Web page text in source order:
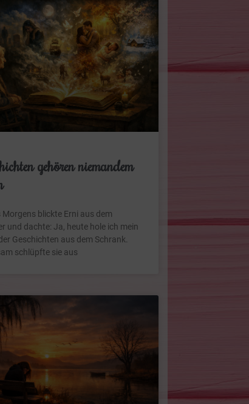
gehören niemandem
Morgens blickte Erni aus dem
und dachte: Ja, heute hole ich mein
Geschichten aus dem Schrank.
schlüpfte sie aus